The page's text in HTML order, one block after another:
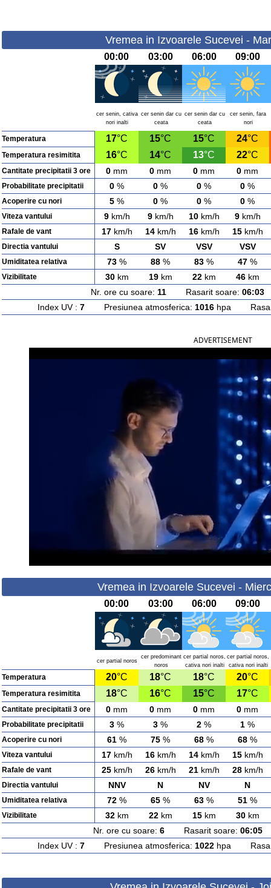
Vremea in Izvoarele Sucevei -
00:00 03:00 06:00 09:00
cer senin, cativa
nori inalti
cer senin dar cu
ceata
cer senin dar cu
ceata
cer senin, fara
nori
Temperatura 17°C 15°C 15°C 24°C
Temperatura resimitita 16°C 14°C 13°C 22°C
Cantitate precipitatii 3 ore 0 mm 0 mm 0 mm 0 mm
Probabilitate precipitatii 0 % 0 % 0 % 0 %
Acoperire cu nori 5 % 0 % 0 % 0 %
Viteza vantului 9km/h 9km/h 10km/h 9km/h
Rafale de vant 17km/h 14km/h 16km/h 15km/h
Directia vantului S SV VSV VSV
Umiditatea relativa 73 % 88 % 83 % 47 %
Vizibilitate 30km 19km 22km 46km
Nr. ore cu soare: 11 Rasarit soare: 06:03
Index UV : 7Presiunea atmosferica: 1016hpa
ADVERTISEMENT
Vremea in Izvoarele Sucevei -
00:00 03:00 06:00 09:00
cer partial noros
cer predominant
noros
cer partial noros,
cativa nori inalti
cer partial noros,
cativa nori inalti
Temperatura 20°C 18°C 18°C 20°C
Temperatura resimitita 18°C 16°C 15°C 17°C
Cantitate precipitatii 3 ore 0 mm 0 mm 0 mm 0 mm
Probabilitate precipitatii 3 % 3 % 2 % 1 %
Acoperire cu nori 61 % 75 % 68 % 68 %
Viteza vantului 17km/h 16km/h 14km/h 15km/h
Rafale de vant 25km/h 26km/h 21km/h 28km/h
Directia vantului NNV N NV N
Umiditatea relativa 72 % 65 % 63 % 51 %
Vizibilitate 32km 22km 15km 30km
Nr. ore cu soare: 6Rasarit soare: 06:05
Index UV : 7Presiunea atmosferica: 1022hpa